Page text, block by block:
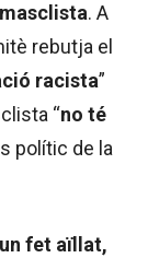
. A
rebutja el
racista”
“no té
polític de la
un fet aïllat,